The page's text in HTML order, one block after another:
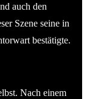
auch den
Szene seine in
bestätigte.
Nach einem